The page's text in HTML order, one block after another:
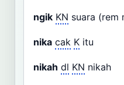
ngik KN suara (rem
nika cak K itu
nikah dl KN nikah